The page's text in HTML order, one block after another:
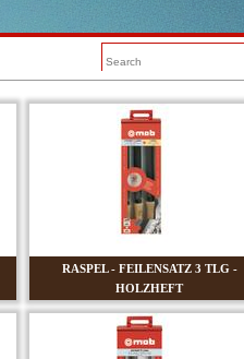
RASPEL - FEILENSATZ 3 TLG -
HOLZHEFT